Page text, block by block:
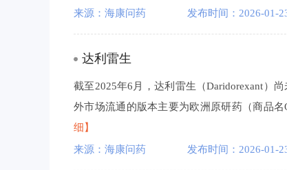
来源：海康问药
发布时间：2026-01-
达利雷生
截至2025年6月，达利雷生（Daridorexant）
外市场流通的版本主要为欧洲原研药（商品
细】
来源：海康问药
发布时间：2026-01-